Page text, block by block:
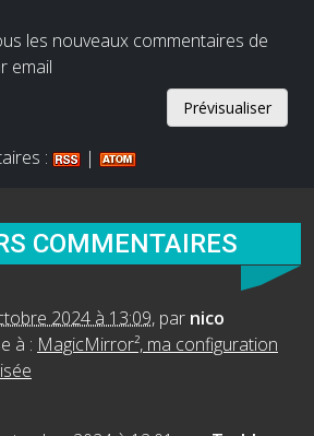
les nouveaux commentaires de
email
: |
COMMENTAIRES
2024 à 13:09, par nico
à : MagicMirror², ma configuration